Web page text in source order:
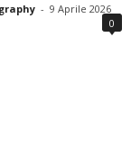
- 9 Aprile 2026
0